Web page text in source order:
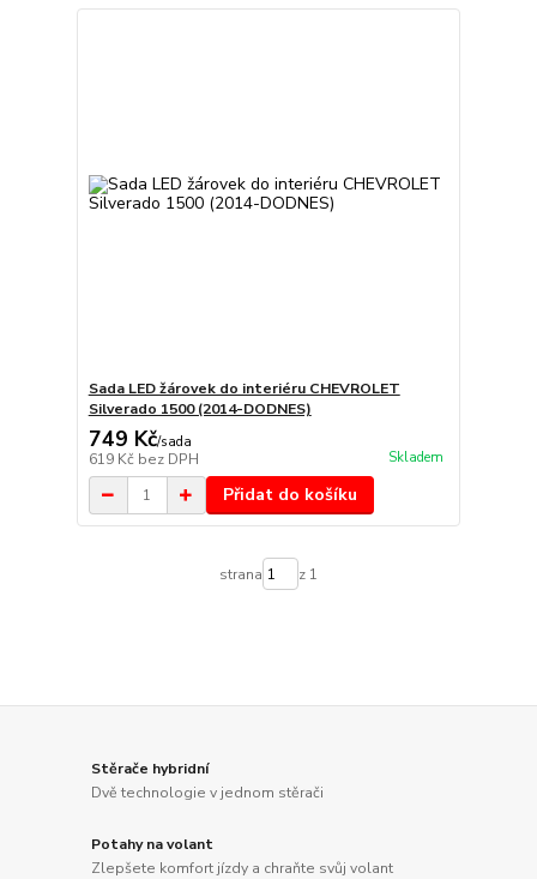
Sada LED žárovek do interiéru CHEVROLET
Silverado 1500 (2014-DODNES)
749 Kč/sada
619 Kč bez DPH Skladem
Přidat do košíku
strana z 1
Stěrače hybridní
Dvě technologie v jednom stěrači
Potahy na volant
Zlepšete komfort jízdy a chraňte svůj volant